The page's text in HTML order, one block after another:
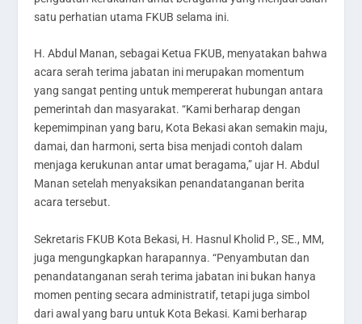
satu perhatian utama FKUB selama ini.
H. Abdul Manan, sebagai Ketua FKUB, menyatakan bahwa
acara serah terima jabatan ini merupakan momentum
yang sangat penting untuk mempererat hubungan antara
pemerintah dan masyarakat. “Kami berharap dengan
kepemimpinan yang baru, Kota Bekasi akan semakin maju,
damai, dan harmoni, serta bisa menjadi contoh dalam
menjaga kerukunan antar umat beragama,” ujar H. Abdul
Manan setelah menyaksikan penandatanganan berita
acara tersebut.
Sekretaris FKUB Kota Bekasi, H. Hasnul Kholid P., SE., MM,
juga mengungkapkan harapannya. “Penyambutan dan
penandatanganan serah terima jabatan ini bukan hanya
momen penting secara administratif, tetapi juga simbol
dari awal yang baru untuk Kota Bekasi. Kami berharap